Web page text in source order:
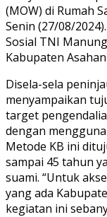
(MOW) di Rumah
Senin (27/08/
Sosial TNI
Kabupaten
Disela-sela
menyampaikan
target
dengan
Metode KB ini
sampai 45 tahun
suami. “Untuk
yang ada
kegiatan ini